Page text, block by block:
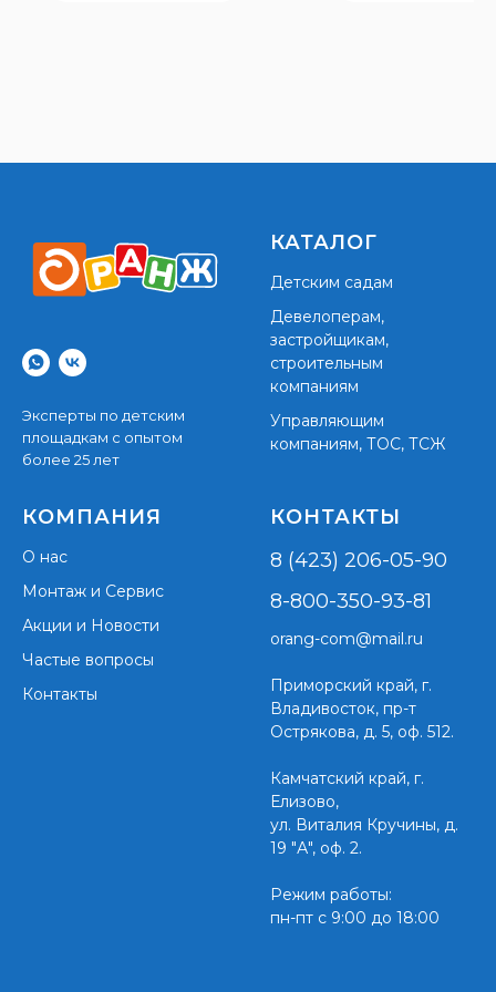
Эксперты по детским
площадкам с опытом
более 25 лет
КАТАЛОГ
Детским садам
Девелоперам,
застройщикам,
строительным
компаниям
Управляющим
компаниям, ТОС, ТСЖ
КОМПАНИЯ
О нас
Монтаж и Сервис
Акции и Новости
Частые вопросы
Контакты
КОНТАКТЫ
8 (423) 206-05-90
8-800-350-93-81
orang-com@mail.ru
Приморский край, г.
Владивосток, пр-т
Острякова, д. 5, оф. 512.
Камчатский край, г.
Елизово,
ул. Виталия Кручины, д.
19 "А", оф. 2.
Режим работы:
пн-пт с 9:00 до 18:00